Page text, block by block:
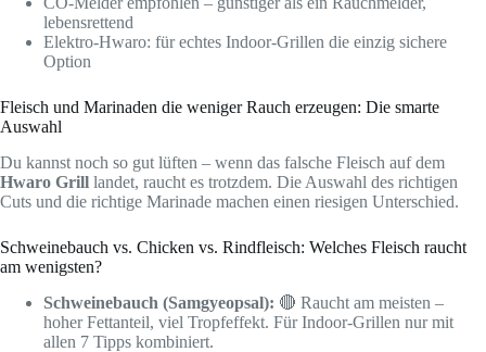
lebensrettend
Elektro-Hwaro: für echtes Indoor-Grillen die einzig sichere
Option
Fleisch und Marinaden die weniger Rauch erzeugen: Die smarte
Auswahl
Du kannst noch so gut lüften – wenn das falsche Fleisch auf dem
Hwaro Grill landet, raucht es trotzdem. Die Auswahl des richtigen
Cuts und die richtige Marinade machen einen riesigen Unterschied.
Schweinebauch vs. Chicken vs. Rindfleisch: Welches Fleisch raucht
am wenigsten?
Schweinebauch (Samgyeopsal): 🔴 Raucht am meisten –
hoher Fettanteil, viel Tropfeffekt. Für Indoor-Grillen nur mit
allen 7 Tipps kombiniert.